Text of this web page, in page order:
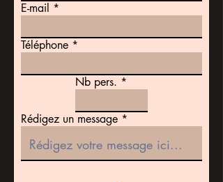
E-mail
Téléphone
Nb pers.
Rédigez un message